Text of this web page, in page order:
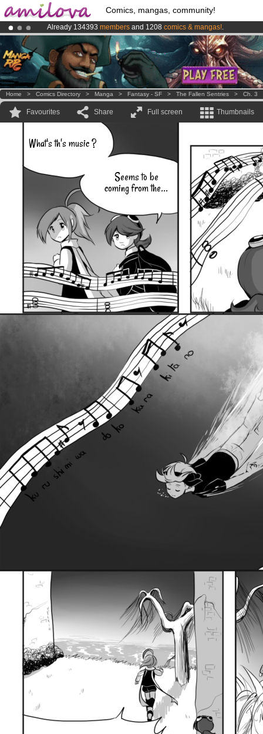
Comics, mangas, community!
Already 134393 members and 1208 comics & mangas!.
AmilovaKickstarter is now LIVE!.
Premium membership from3.95 euros per month !Get membership
Home > Comics Directory > Manga > Fantasy - SF > The Fallen Sentries > Ch. 3
Favourites Share Full screen Thumbnails
What's th's music ?
Seems to be
coming from the...